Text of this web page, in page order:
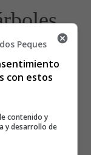
Peques
con estos
contenido y
y desarrollo de